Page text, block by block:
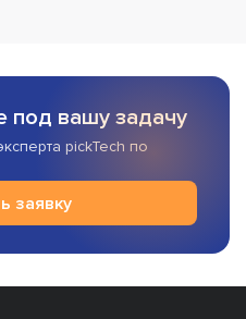
под вашу задачу
pickTech по
заявку